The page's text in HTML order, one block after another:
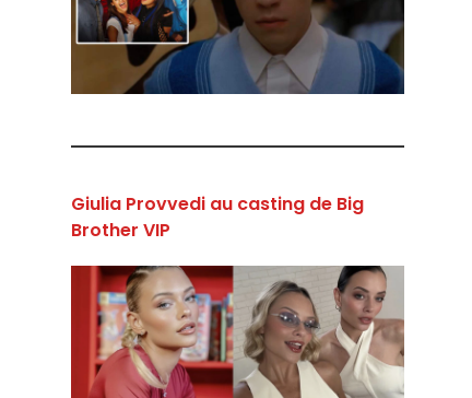
Giulia Provvedi au casting de Big
Brother VIP